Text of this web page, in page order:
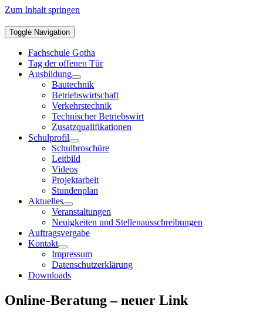
Zum Inhalt springen
Toggle Navigation
Fachschule Gotha
Tag der offenen Tür
Ausbildung
Bautechnik
Betriebswirtschaft
Verkehrstechnik
Technischer Betriebswirt
Zusatzqualifikationen
Schulprofil
Schulbroschüre
Leitbild
Videos
Projektarbeit
Stundenplan
Aktuelles
Veranstaltungen
Neuigkeiten und Stellenausschreibungen
Auftragsvergabe
Kontakt
Impressum
Datenschutzerklärung
Downloads
Online-Beratung – neuer Link